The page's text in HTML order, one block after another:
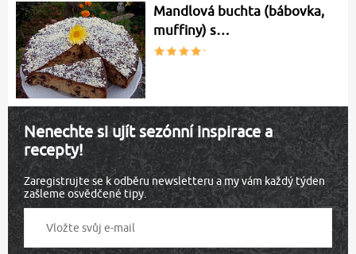
Mandlová buchta (bábovka,
muffiny) s…
Nenechte si ujít sezónní inspirace a
recepty!
Zaregistrujte se k odběru newsletteru a my vám každý týden
zašleme osvědčené tipy.